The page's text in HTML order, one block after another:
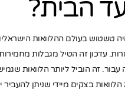
עד הבית?
טשטוש בעולם ההלוואות
עדכון זה הטיל מגבלות מחמירות
זה הוביל ליותר הלוואות
בצקים מיידי שניתן להעביר